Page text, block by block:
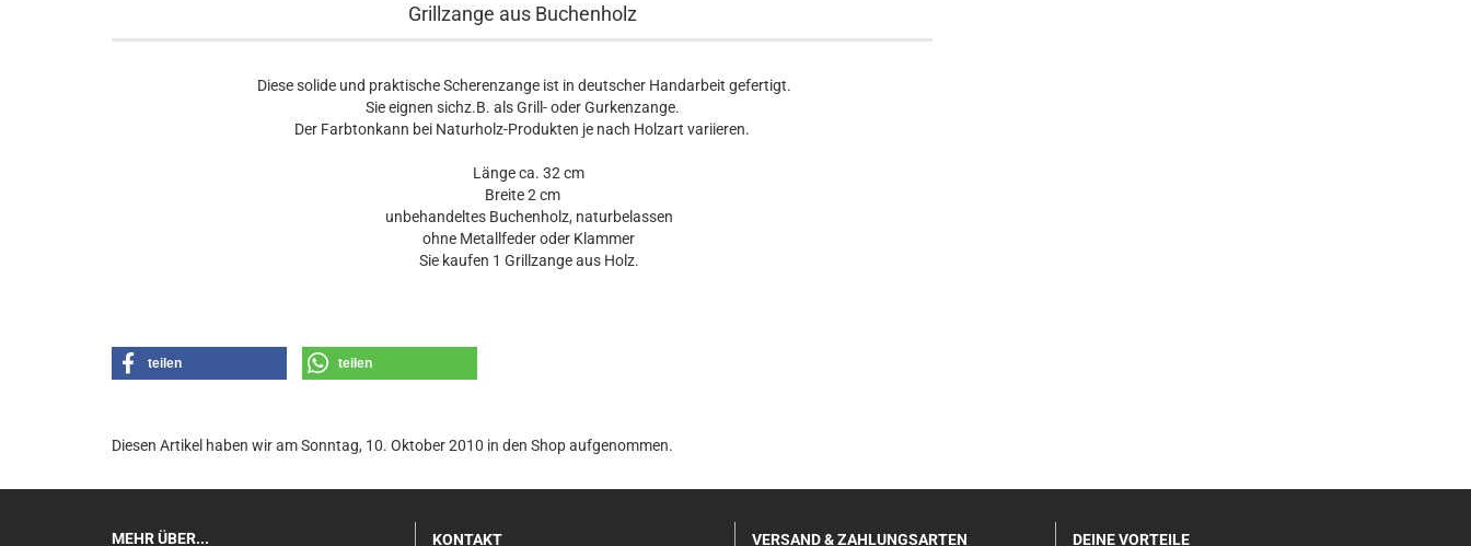
Grillzange aus Buchenholz
Diese solide und praktische Scherenzange ist in deutscher Handarbeit gefertigt.
Sie eignen sichz.B. als Grill- oder Gurkenzange.
Der Farbtonkann bei Naturholz-Produkten je nach Holzart variieren.
Länge ca. 32 cm
Breite 2 cm
unbehandeltes Buchenholz, naturbelassen
ohne Metallfeder oder Klammer
Sie kaufen 1 Grillzange aus Holz.
teilen teilen
Diesen Artikel haben wir am Sonntag, 10. Oktober 2010 in den Shop aufgenommen.
MEHR ÜBER...
KONTAKT VERSAND & ZAHLUNGSARTEN DEINE VORTEILE